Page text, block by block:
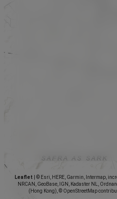
Leaflet
© Esri, HERE, Garmin, Intermap,
NRCAN, GeoBase, IGN, Kadaster NL,
(Hong Kong), © OpenStreetMap